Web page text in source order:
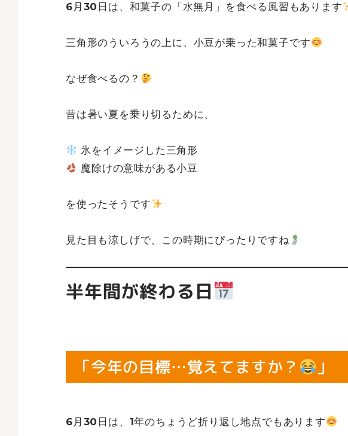
6月30日は、和菓子の「水無月」を食べる風習もあります
三角形のういろうの上に、小豆が乗った和菓子です
なぜ食べるの？
昔は暑い夏を乗り切るために、
氷をイメージした三角形
魔除けの意味がある小豆
を使ったそうです
見た目も涼しげで、この時期にぴったりですね
半年間が終わる日
「今年の目標…覚えてますか？ 」
6月30日は、1年のちょうど折り返し地点でもあります